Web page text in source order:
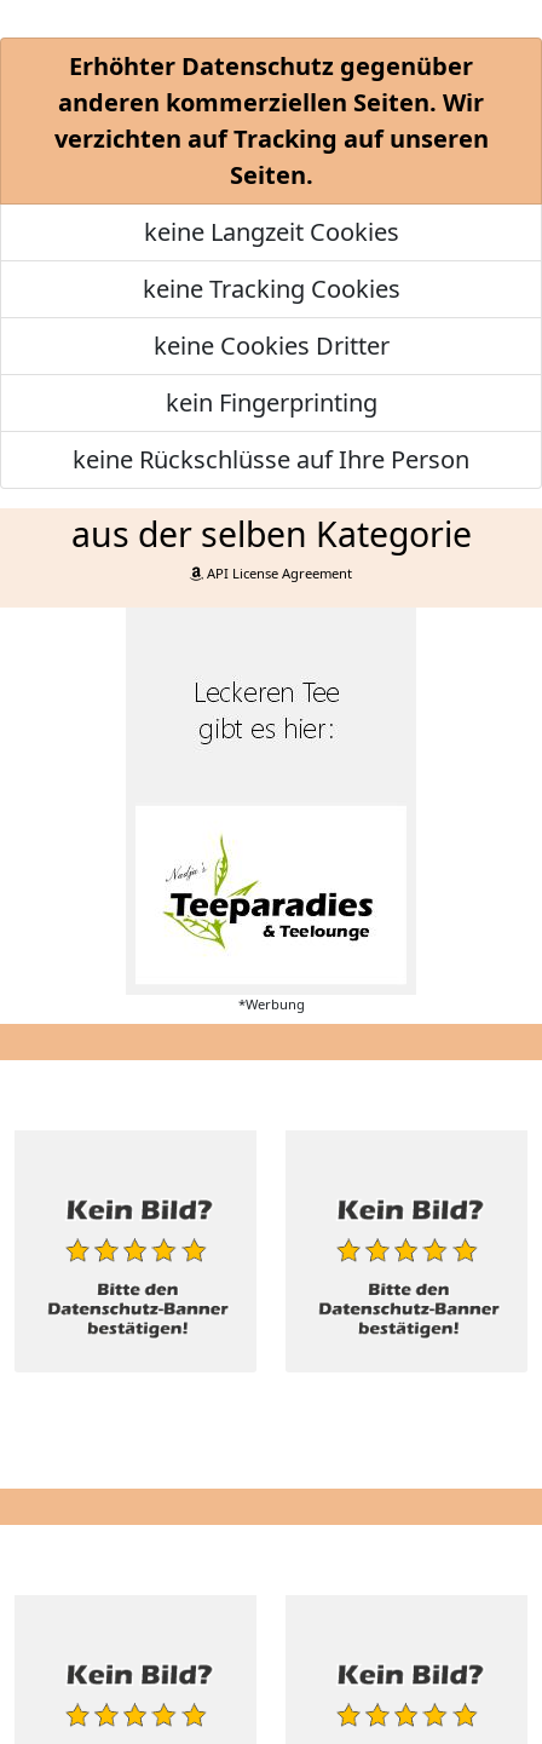
Erhöhter Datenschutz gegenüber
anderen kommerziellen Seiten. Wir
verzichten auf Tracking auf unseren
Seiten.
keine Langzeit Cookies
keine Tracking Cookies
keine Cookies Dritter
kein Fingerprinting
keine Rückschlüsse auf Ihre Person
aus der selben Kategorie
API License Agreement
*Werbung